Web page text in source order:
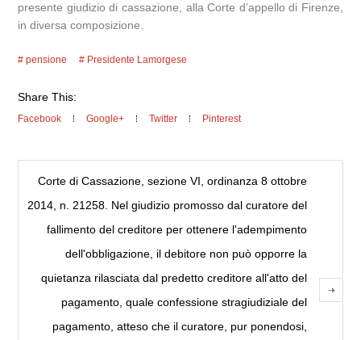
presente giudizio di cassazione, alla Corte d’appello di Firenze,
in diversa composizione.
pensione Presidente Lamorgese
Share This:
Facebook Google+ Twitter Pinterest
Corte di Cassazione, sezione VI, ordinanza 8 ottobre
2014, n. 21258. Nel giudizio promosso dal curatore del
fallimento del creditore per ottenere l'adempimento
dell'obbligazione, il debitore non può opporre la
quietanza rilasciata dal predetto creditore all'atto del
pagamento, quale confessione stragiudiziale del
pagamento, atteso che il curatore, pur ponendosi,